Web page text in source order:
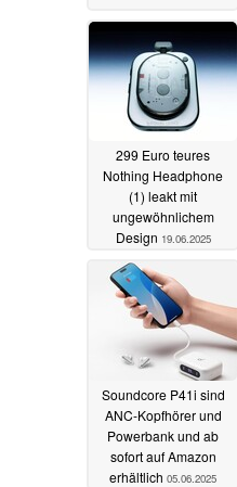
299 Euro teures
Nothing Headphone
(1) leakt mit
ungewöhnlichem
Design 19.06.2025
Soundcore P41i sind
ANC-Kopfhörer und
Powerbank und ab
sofort auf Amazon
erhältlich 05.06.2025